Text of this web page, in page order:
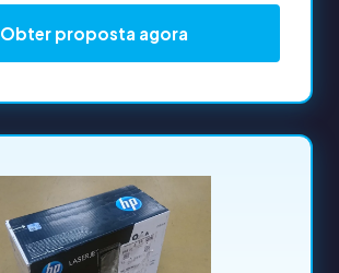
Obter proposta agora